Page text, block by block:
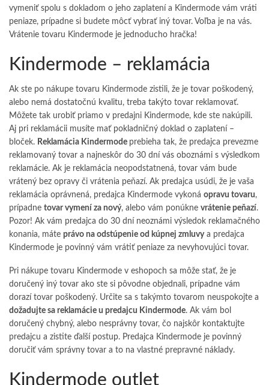
vymeniť spolu s dokladom o jeho zaplatení a Kindermode vám vráti
peniaze, prípadne si budete môcť vybrať iný tovar. Voľba je na vás.
Vrátenie tovaru Kindermode je jednoducho hračka!
Kindermode – reklamácia
Ak ste po nákupe tovaru Kindermode zistili, že je tovar poškodený,
alebo nemá dostatočnú kvalitu, treba takýto tovar reklamovať.
Môžete tak urobiť priamo v predajni Kindermode, kde ste nakúpili.
Aj pri reklamácii musíte mať pokladničný doklad o zaplatení –
bloček. Reklamácia Kindermode prebieha tak, že predajca prevezme
reklamovaný tovar a najneskôr do 30 dní vás oboznámi s výsledkom
reklamácie. Ak je reklamácia neopodstatnená, tovar vám bude
vrátený bez opravy či vrátenia peňazí. Ak predajca usúdi, že je vaša
reklamácia oprávnená, predajca Kindermode vykoná opravu tovaru,
prípadne tovar vymení za nový, alebo vám ponúkne vrátenie peňazí.
Pozor! Ak vám predajca do 30 dní neoznámi výsledok reklamačného
konania, máte právo na odstúpenie od kúpnej zmluvya predajca
Kindermode je povinný vám vrátiť peniaze za nevyhovujúci tovar.
Pri nákupe tovaru Kindermode v eshopoch sa môže stať, že je
doručený iný tovar ako ste si pôvodne objednali, prípadne vám
dorazí tovar poškodený. Určite sa s takýmto tovarom neuspokojte a
dožadujte sa reklamácie u predajcu Kindermode. Ak vám bol
doručený chybný, alebo nesprávny tovar, čo najskôr kontaktujte
predajcu a zistite ďalší postup. Predajca Kindermode je povinný
doručiť vám správny tovar a to na vlastné prepravné náklady.
Kindermode outlet